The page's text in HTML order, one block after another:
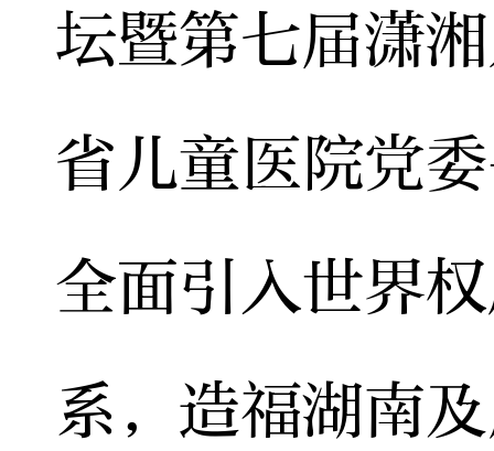
坛暨第七届潇
省儿童医院党
全面引入世界
系，造福湖南